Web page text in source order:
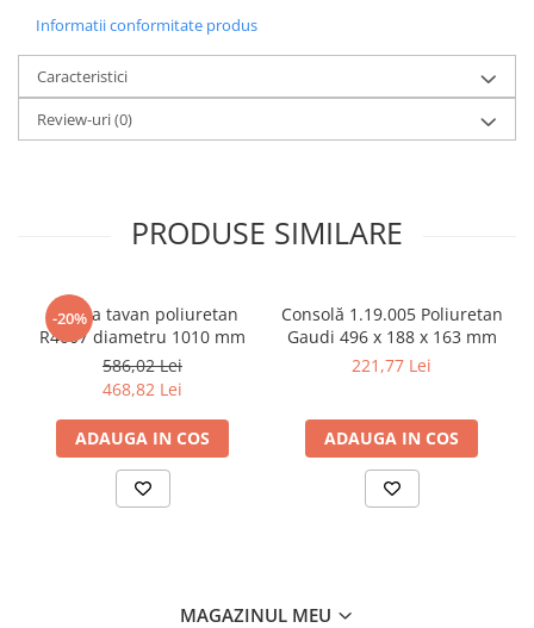
Informatii conformitate produs
Caracteristici
Review-uri(0)
PRODUSE SIMILARE
-20%
Rozeta tavan poliuretan
R4007 diametru 1010 mm
586,02 Lei
468,82 Lei
ADAUGA IN COS
Consolă 1.19.005 Poliuretan
Gaudi 496 x 188 x 163 mm
221,77 Lei
ADAUGA IN COS
MAGAZINUL MEU